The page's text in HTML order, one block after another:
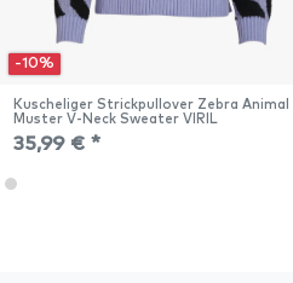
-10%
Kuscheliger Strickpullover Zebra Animal
Muster V-Neck Sweater VIRIL
35,99 € *